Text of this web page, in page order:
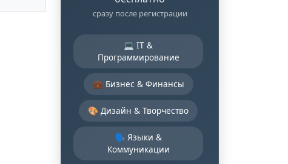
сразу после регистрации
💻 IT &
Программирование
💼 Бизнес & Финансы
🎨 Дизайн & Творчество
🗣️ Языки &
Коммуникации